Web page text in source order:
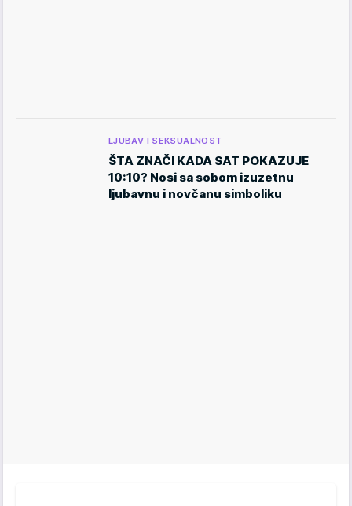
LJUBAV I SEKSUALNOST
ŠTA ZNAČI KADA SAT POKAZUJE
10:10? Nosi sa sobom izuzetnu
ljubavnu i novčanu simboliku